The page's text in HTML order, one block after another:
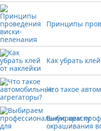
Принципы
Как убрать
Что такое
Выбираем
окрашивания